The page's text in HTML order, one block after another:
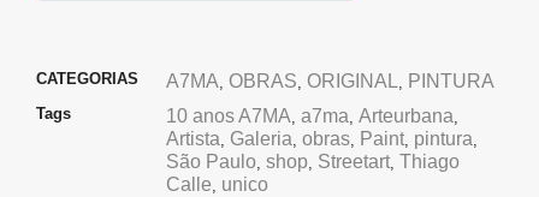
CATEGORIAS A7MA, OBRAS, ORIGINAL, PINTURA
Tags 10 anos A7MA, a7ma, Arteurbana,
Artista, Galeria, obras, Paint, pintura,
São Paulo, shop, Streetart, Thiago
Calle, unico